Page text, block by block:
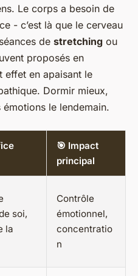
Le corps a besoin de
- c’est là que le cerveau
de stretching ou
proposés en
effet en apaisant le
Dormir mieux,
émotions le lendemain.
🎯 Impact
principal
soi,
la
Contrôle
émotionnel,
concentratio
n